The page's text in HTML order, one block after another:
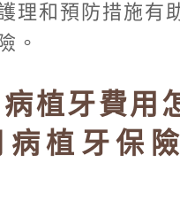
理和預防措施有
。
植牙費用
病植牙保